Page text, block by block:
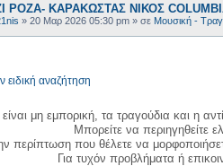
ΡΟΖΑ- ΚΑΡΑΚΩΣΤΑΣ ΝΙΚΟΣ
» 20 Μαρ 2026 05:30 pm » σε Μουσική -
ειδική αναζήτηση
μη εμπορική, τα τραγούδια και η
Μπορείτε να περιηγηθείτε
περίπτωση που θέλετε να
Για τυχόν προβλήματα ή